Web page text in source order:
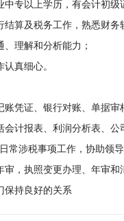
专以上学历，有会计初级
算及税务工作，熟悉财务
理解和分析能力；
真细心。
凭证、银行对账、单据
会计报表、利润分析表、
常涉税事项工作，协助领
，执照变更办理、年审和
保持良好的关系